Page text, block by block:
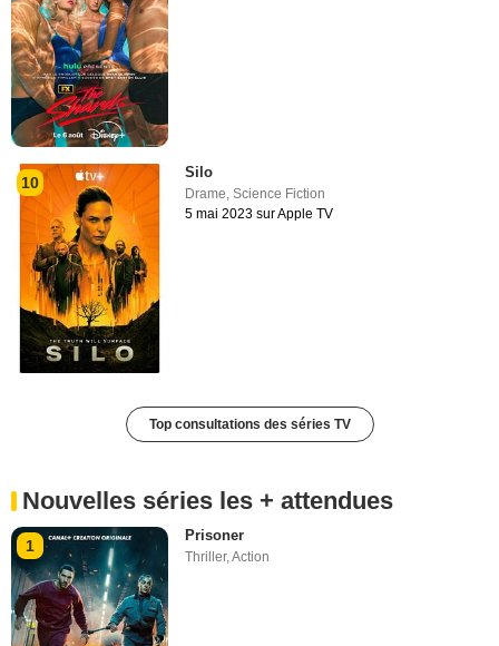
10
Silo
Drame,Science Fiction
5 mai 2023 sur Apple TV
Top consultations des séries TV
Nouvelles séries les + attendues
1
Prisoner
Thriller,Action